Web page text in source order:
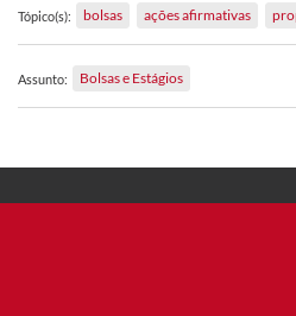
Tópico(s): bolsas ações afirmativas
Assunto: Bolsas e Estágios